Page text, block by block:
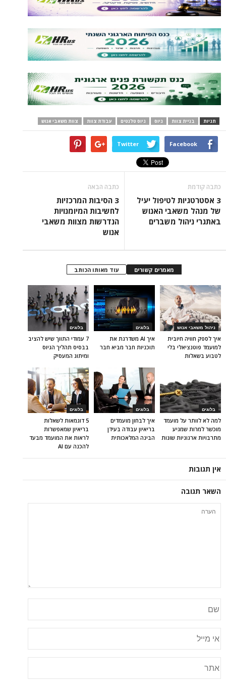
תגיות בניית צוות גיוס גיוס טלנטים עבודת צוות צוות משאבי אנוש
Facebook
Twitter
כתבה קודמת
3 אסטרטגיות לטיפול יעיל
של מנהל משאבי האנוש
באתגרי ניהול משברים
כתבה הבאה
3 הסיבות המרכזיות
לחשיבות המיומנויות
הנדרשות מצוות משאבי
אנוש
מאמרים קשורים עוד מאותו הכותב
בלוגים
7 עמודי התווך שיש להציב
בבסיס תהליך הגיוס
ומיתוג המעסיק
בלוגים
איך AI משדרגת את
תוכניות חבר מביא חבר
ניהול משאבי אנוש
איך לספק חוויה חיובית
למועמד פוטנציאלי בלי
לטבוע בשאלות
בלוגים
5 דוגמאות לשאלות
בריאיון שמאפשרות
לראות את המועמד מבעד
להכנה עם AI
בלוגים
איך לבחון מועמדים
בריאיון עבודה בעידן
הבינה המלאכותית
בלוגים
למה לא לוותר על מועמד
מוכשר למרות שמגיע
מתרבויות ארגוניות שונות
אין תגובות
השאר תגובה